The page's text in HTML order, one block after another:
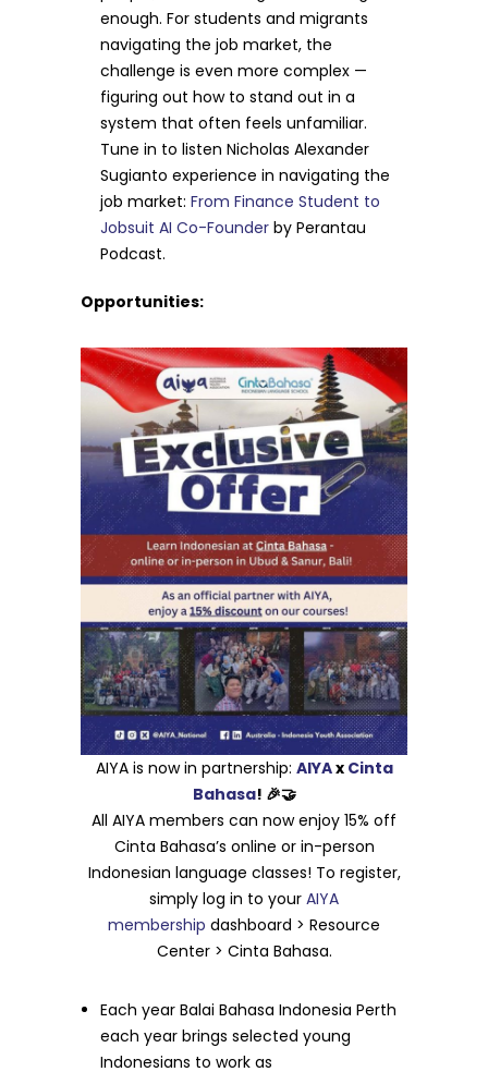
enough. For students and migrants
navigating the job market, the
challenge is even more complex —
figuring out how to stand out in a
system that often feels unfamiliar.
Tune in to listen Nicholas Alexander
Sugianto experience in navigating the
job market:From Finance Student to
Jobsuit AI Co-Founder by Perantau
Podcast.
Opportunities:
AIYA is now in partnership: AIYAx Cinta
Bahasa! 🎉🤝
All AIYA members can now enjoy 15% off
Cinta Bahasa’s online or in-person
Indonesian language classes! To register,
simply log in to your AIYA
membership dashboard > Resource
Center > Cinta Bahasa.
Each year Balai Bahasa Indonesia Perth
each year brings selected young
Indonesians to work as